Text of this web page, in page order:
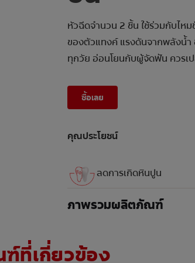
หัวฉีดจำนวน 2 ชิ้น ใช้ร่วมกับไห
ของตัวแทงค์ แรงดันจากพลังน้ำ
ทุกวัย อ่อนโยนกับผู้จัดฟัน ควรเ
ซื้อเลย
คุณประโยชน์
ลดการเกิดหินปูน
ภาพรวมผลิตภัณฑ์
ที่เกี่ยวข้อง